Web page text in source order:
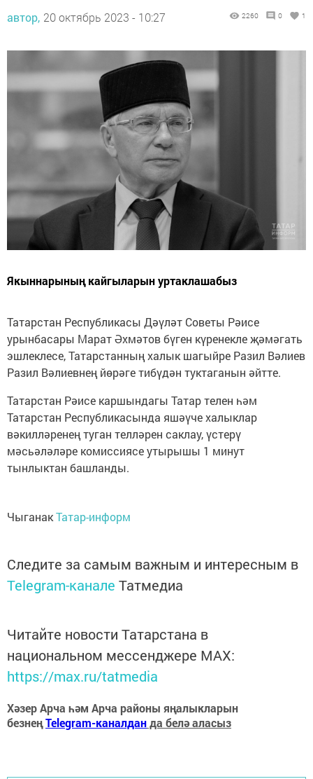
автор, 20 октябрь 2023 - 10:27 2260 0 1
Якыннарының кайгыларын уртаклашабыз
Татарстан Республикасы Дәүләт Советы Рәисе
урынбасары Марат Әхмәтов бүген күренекле җәмәгать
эшлеклесе, Татарстанның халык шагыйре Разил Вәлиев
Разил Вәлиевнең йөрәге тибүдән туктаганын әйтте.
Татарстан Рәисе каршындагы Татар телен һәм
Татарстан Республикасында яшәүче халыклар
вәкилләренең туган телләрен саклау, үстерү
мәсьәләләре комиссиясе утырышы 1 минут
тынлыктан башланды.
ЧыганакТатар-информ
Следите за самым важным и интересным в
Telegram-канале Татмедиа
Читайте новости Татарстана в
национальном мессенджере MАХ:
https://max.ru/tatmedia
Хәзер Арча һәм Арча районы яңалыкларын
безнеңTelegram-каналданда белә аласыз